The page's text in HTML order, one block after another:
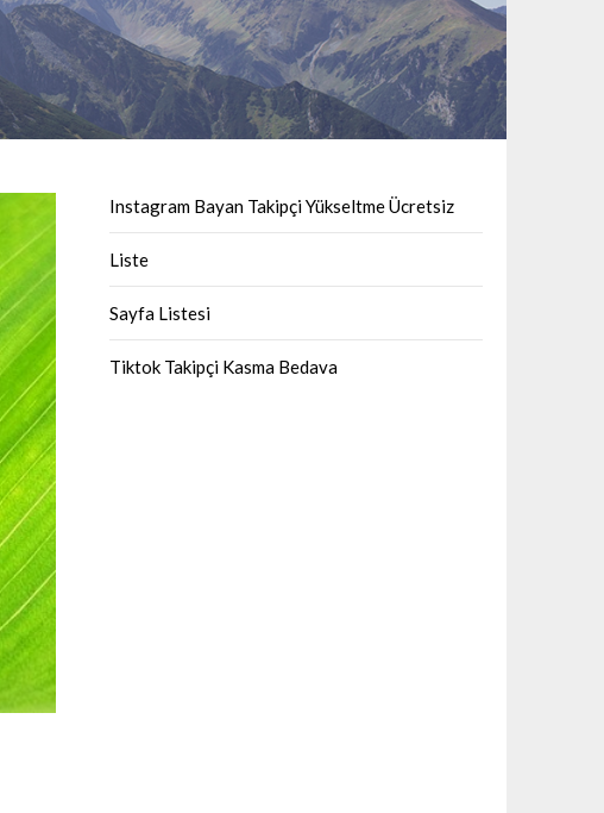
Instagram Bayan Takipçi Yükseltme Ücretsiz
Liste
Sayfa Listesi
Tiktok Takipçi Kasma Bedava